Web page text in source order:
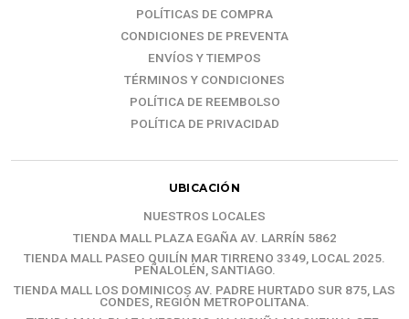
POLÍTICAS DE COMPRA
CONDICIONES DE PREVENTA
ENVÍOS Y TIEMPOS
TÉRMINOS Y CONDICIONES
POLÍTICA DE REEMBOLSO
POLÍTICA DE PRIVACIDAD
UBICACIÓN
NUESTROS LOCALES
TIENDA MALL PLAZA EGAÑA AV. LARRÍN 5862
TIENDA MALL PASEO QUILÍN MAR TIRRENO 3349, LOCAL 2025.
PEÑALOLÉN, SANTIAGO.
TIENDA MALL LOS DOMINICOS AV. PADRE HURTADO SUR 875, LAS
CONDES, REGIÓN METROPOLITANA.